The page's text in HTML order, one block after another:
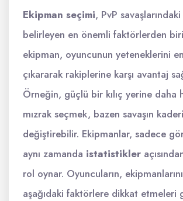
Ekipman seçimi, PvP savaşlarındaki
belirleyen en önemli faktörlerden
ekipman, oyuncunun yeteneklerini
çıkararak rakiplerine karşı avantaj
Örneğin, güçlü bir kılıç yerine daha
mızrak seçmek, bazen savaşın
değiştirebilir. Ekipmanlar, sadece
aynı zamanda istatistikler
rol oynar. Oyuncuların,
aşağıdaki faktörlere dikkat etmeleri